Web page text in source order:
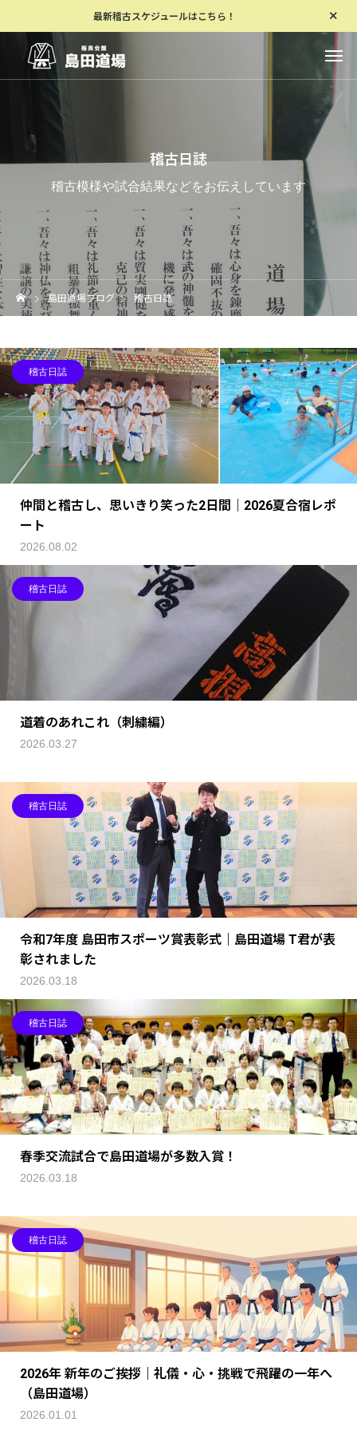
最新稽古スケジュールはこちら！
稽古日誌
稽古模様や試合結果などをお伝えしています
島田道場ブログ 稽古日誌
稽古日誌
仲間と稽古し、思いきり笑った2日間｜2026夏合宿レポ
ート
2026.08.02
稽古日誌
道着のあれこれ（刺繍編）
2026.03.27
稽古日誌
令和7年度 島田市スポーツ賞表彰式｜島田道場 T君が表
彰されました
2026.03.18
稽古日誌
春季交流試合で島田道場が多数入賞！
2026.03.18
稽古日誌
2026年 新年のご挨拶｜礼儀・心・挑戦で飛躍の一年へ
（島田道場）
2026.01.01